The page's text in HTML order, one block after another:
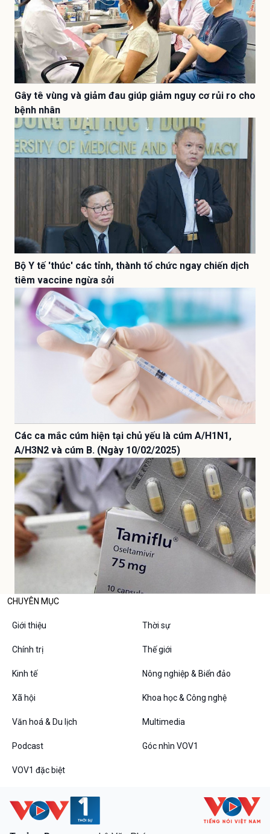
Gây tê vùng và giảm đau giúp giảm nguy cơ rủi ro cho
bệnh nhân
Bộ Y tế 'thúc' các tỉnh, thành tổ chức ngay chiến dịch
tiêm vaccine ngừa sởi
Các ca mắc cúm hiện tại chủ yếu là cúm A/H1N1,
A/H3N2 và cúm B. (Ngày 10/02/2025)
CHUYÊN MỤC
Giới thiệu Thời sự
Chính trị Thế giới
Kinh tế Nông nghiệp & Biển đảo
Xã hội Khoa học & Công nghệ
Văn hoá & Du lịch Multimedia
Podcast Góc nhìn VOV1
VOV1 đặc biệt